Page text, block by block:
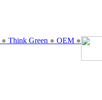
● Think Green ● OEM ●